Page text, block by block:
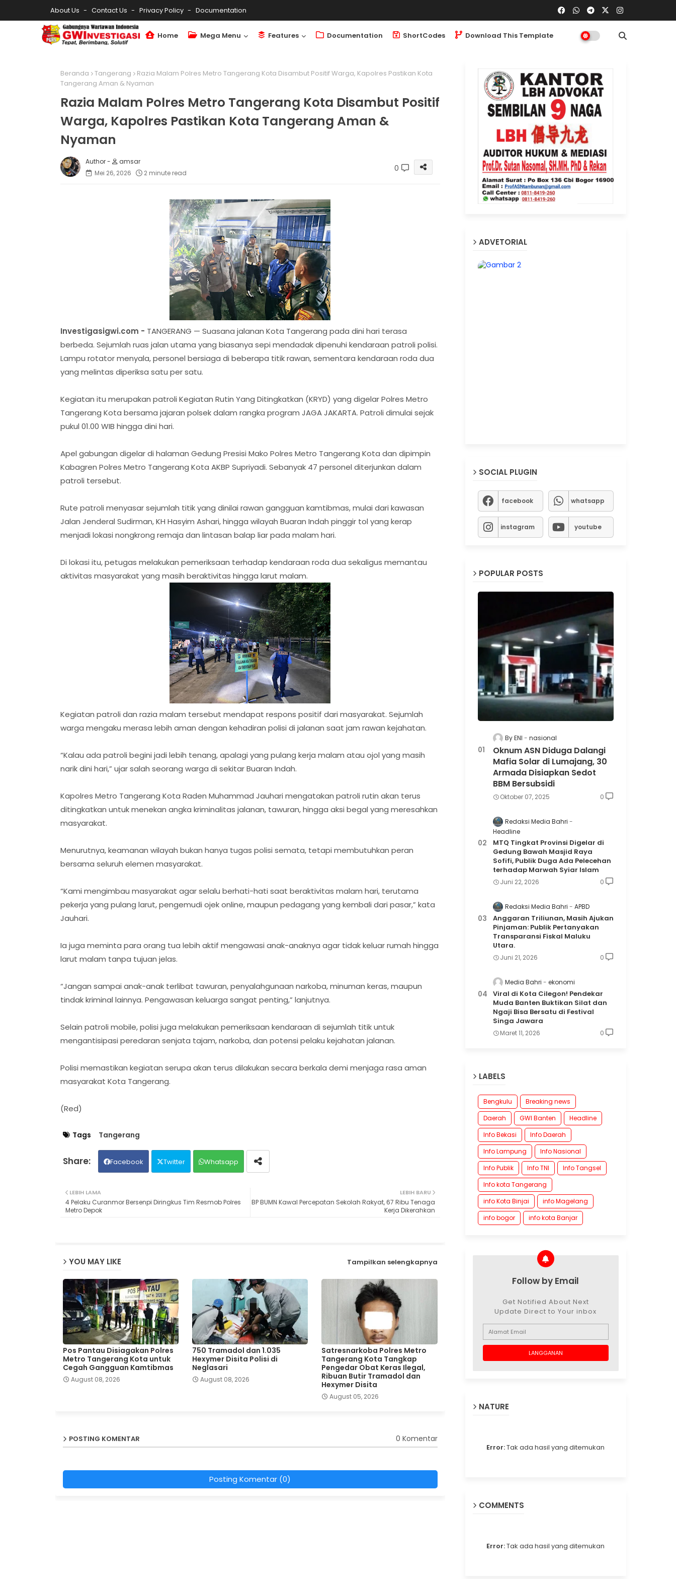
About Us Contact Us Privacy Policy Documentation
Home Mega Menu Features Documentation ShortCodes Download This Template
Beranda Tangerang
Razia Malam Polres Metro Tangerang Kota Disambut Positif Warga, Kapolres Pastikan Kota
Tangerang Aman & Nyaman
Razia Malam Polres Metro Tangerang Kota Disambut Positif
Warga, Kapolres Pastikan Kota Tangerang Aman &
Nyaman
amsar
Mei 26, 2026
2 minute read 0
Investigasigwi.com - TANGERANG — Suasana jalanan Kota Tangerang pada dini hari terasa
berbeda. Sejumlah ruas jalan utama yang biasanya sepi mendadak dipenuhi kendaraan patroli polisi.
Lampu rotator menyala, personel bersiaga di beberapa titik rawan, sementara kendaraan roda dua
yang melintas diperiksa satu per satu.
Kegiatan itu merupakan patroli Kegiatan Rutin Yang Ditingkatkan (KRYD) yang digelar Polres Metro
Tangerang Kota bersama jajaran polsek dalam rangka program JAGA JAKARTA. Patroli dimulai sejak
pukul 01.00 WIB hingga dini hari.
Apel gabungan digelar di halaman Gedung Presisi Mako Polres Metro Tangerang Kota dan dipimpin
Kabagren Polres Metro Tangerang Kota AKBP Supriyadi. Sebanyak 47 personel diterjunkan dalam
patroli tersebut.
Rute patroli menyasar sejumlah titik yang dinilai rawan gangguan kamtibmas, mulai dari kawasan
Jalan Jenderal Sudirman, KH Hasyim Ashari, hingga wilayah Buaran Indah pinggir tol yang kerap
menjadi lokasi nongkrong remaja dan lintasan balap liar pada malam hari.
Di lokasi itu, petugas melakukan pemeriksaan terhadap kendaraan roda dua sekaligus memantau
aktivitas masyarakat yang masih beraktivitas hingga larut malam.
Kegiatan patroli dan razia malam tersebut mendapat respons positif dari masyarakat. Sejumlah
warga mengaku merasa lebih aman dengan kehadiran polisi di jalanan saat jam rawan kejahatan.
“Kalau ada patroli begini jadi lebih tenang, apalagi yang pulang kerja malam atau ojol yang masih
narik dini hari,” ujar salah seorang warga di sekitar Buaran Indah.
Kapolres Metro Tangerang Kota Raden Muhammad Jauhari mengatakan patroli rutin akan terus
ditingkatkan untuk menekan angka kriminalitas jalanan, tawuran, hingga aksi begal yang meresahkan
masyarakat.
Menurutnya, keamanan wilayah bukan hanya tugas polisi semata, tetapi membutuhkan peran
bersama seluruh elemen masyarakat.
“Kami mengimbau masyarakat agar selalu berhati-hati saat beraktivitas malam hari, terutama
pekerja yang pulang larut, pengemudi ojek online, maupun pedagang yang kembali dari pasar,” kata
Jauhari.
Ia juga meminta para orang tua lebih aktif mengawasi anak-anaknya agar tidak keluar rumah hingga
larut malam tanpa tujuan jelas.
“Jangan sampai anak-anak terlibat tawuran, penyalahgunaan narkoba, minuman keras, maupun
tindak kriminal lainnya. Pengawasan keluarga sangat penting,” lanjutnya.
Selain patroli mobile, polisi juga melakukan pemeriksaan kendaraan di sejumlah titik untuk
mengantisipasi peredaran senjata tajam, narkoba, dan potensi pelaku kejahatan jalanan.
Polisi memastikan kegiatan serupa akan terus dilakukan secara berkala demi menjaga rasa aman
masyarakat Kota Tangerang.
(Red)
Tags Tangerang
Facebook Twitter Whatsapp
LEBIH BARU
BP BUMN Kawal Percepatan Sekolah Rakyat, 67 Ribu Tenaga
Kerja Dikerahkan
LEBIH LAMA
4 Pelaku Curanmor Bersenpi Diringkus Tim Resmob Polres
Metro Depok
YOU MAY LIKE Tampilkan selengkapnya
Pos Pantau Disiagakan Polres
Metro Tangerang Kota untuk
Cegah Gangguan Kamtibmas
August 08, 2026
750 Tramadol dan 1.035
Hexymer Disita Polisi di
Neglasari
August 08, 2026
Satresnarkoba Polres Metro
Tangerang Kota Tangkap
Pengedar Obat Keras Ilegal,
Ribuan Butir Tramadol dan
Hexymer Disita
August 05, 2026
POSTING KOMENTAR 0 Komentar
Posting Komentar (0)
ADVETORIAL
SOCIAL PLUGIN
facebook whatsapp
instagram youtube
POPULAR POSTS
By ENI nasional
Oknum ASN Diduga Dalangi
Mafia Solar di Lumajang, 30
Armada Disiapkan Sedot
BBM Bersubsidi
Oktober 07, 2025 0
Redaksi Media Bahri
Headline
MTQ Tingkat Provinsi Digelar di
Gedung Bawah Masjid Raya
Sofifi, Publik Duga Ada Pelecehan
terhadap Marwah Syiar Islam
Juni 22, 2026 0
Redaksi Media Bahri APBD
Anggaran Triliunan, Masih Ajukan
Pinjaman: Publik Pertanyakan
Transparansi Fiskal Maluku
Utara.
Juni 21, 2026 0
Media Bahri ekonomi
Viral di Kota Cilegon! Pendekar
Muda Banten Buktikan Silat dan
Ngaji Bisa Bersatu di Festival
Singa Jawara
Maret 11, 2026 0
LABELS
Bengkulu
Breaking news
Daerah
GWI Banten
Headline
Info Bekasi
Info Daerah
Info Lampung
Info Nasional
Info Publik
Info TNI
Info Tangsel
Info kota Tangerang
info Kota Binjai
info Magelang
info bogor
info kota Banjar
Follow by Email
Get Notified About Next
Update Direct to Your inbox
NATURE
Error:Tak ada hasil yang ditemukan
COMMENTS
Error:Tak ada hasil yang ditemukan